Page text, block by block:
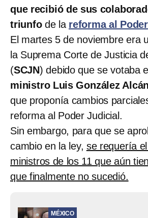
que recibió de sus
triunfo de la reforma al
El martes 5 de noviembre era
la Suprema Corte de Justicia
(SCJN) debido que se votaba el
ministro Luis González
que proponía cambios
reforma al Poder Judicial.
Sin embargo, para que se
cambio en la ley, se requería
ministros de los 11 que aún
que finalmente no sucedió.
MÉXICO